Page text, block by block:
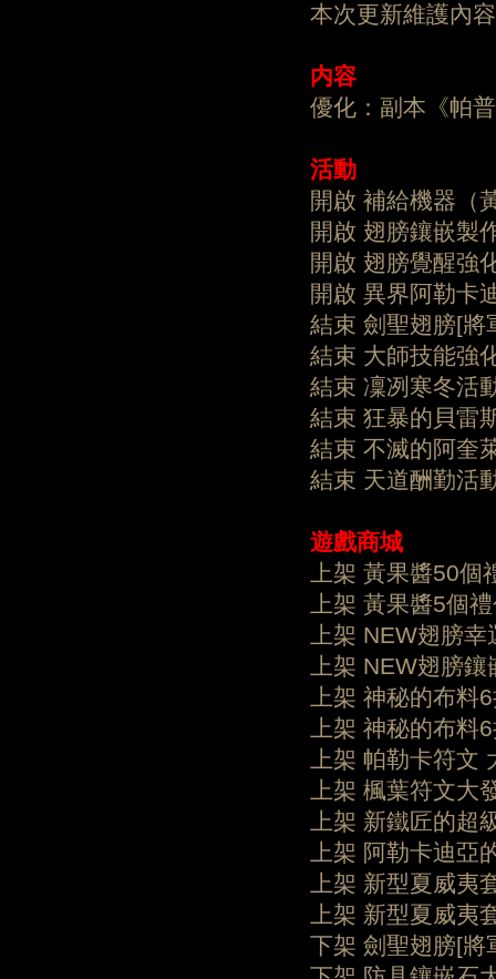
本次更新維護內
内容
優化：副本《帕
活動
開啟 補給機器（
開啟 翅膀鑲嵌製
開啟 翅膀覺醒強
開啟 異界阿勒卡
結束 劍聖翅膀[將
結束 大師技能強
結束 凜冽寒冬活
結束 狂暴的貝雷
結束 不滅的阿奎
結束 天道酬勤活
遊戲商城
上架 黃果醬50個
上架 黃果醬5個
上架 NEW翅膀幸
上架 NEW翅膀
上架 神秘的布料
上架 神秘的布料
上架 帕勒卡符文
上架 楓葉符文大
上架 新鐵匠的超
上架 阿勒卡迪亞
上架 新型夏威夷
上架 新型夏威夷
下架 劍聖翅膀[將